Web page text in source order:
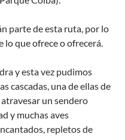
parte de esta ruta, por lo
lo que ofrece o ofrecerá.
y esta vez pudimos
cascadas, una de ellas de
un sendero
y muchas aves
repletos de